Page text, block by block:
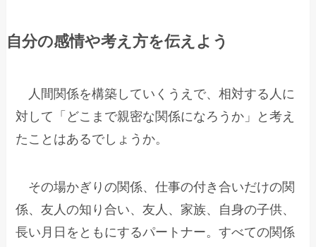
自分の感情や考え方を伝えよう
人間関係を構築していくうえで、相対する人に
対して「どこまで親密な関係になろうか」と考え
たことはあるでしょうか。
その場かぎりの関係、仕事の付き合いだけの関
係、友人の知り合い、友人、家族、自身の子供、
長い月日をともにするパートナー。すべての関係